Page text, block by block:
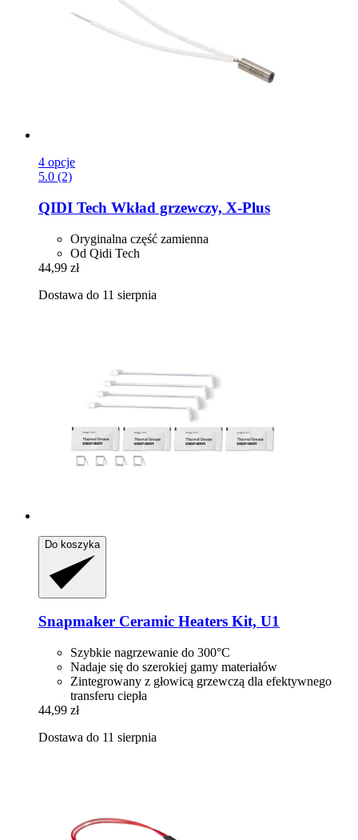
4 opcje
5.0 (2)
QIDI Tech Wkład grzewczy, X-​Plus
Oryginalna część zamienna
Od Qidi Tech
44,99 zł
Dostawa do 11 sierpnia
Do koszyka
Snapmaker Ceramic Heaters Kit, U1
Szybkie nagrzewanie do 300°C
Nadaje się do szerokiej gamy materiałów
Zintegrowany z głowicą grzewczą dla efektywnego
transferu ciepła
44,99 zł
Dostawa do 11 sierpnia